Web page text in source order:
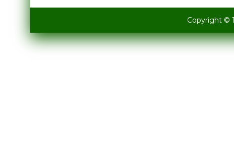
Copyright ©